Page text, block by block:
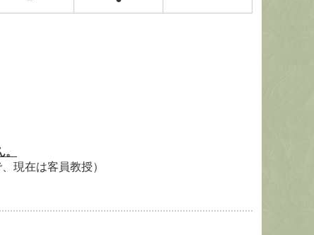
現在は客員教授）